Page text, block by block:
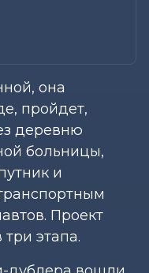
она
пройдет,
деревню
больницы,
и
Проект
этапа.